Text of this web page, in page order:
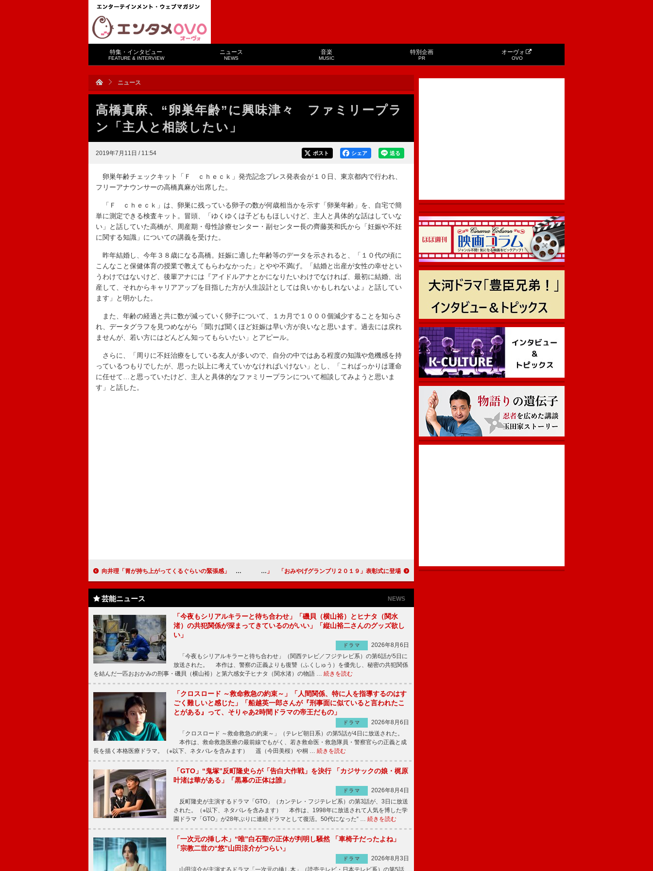
特集・インタビュー
FEATURE & INTERVIEW
ニュース
NEWS
音楽
MUSIC
特別企画
PR
オーヴォ
OVO
ニュース
高橋真麻、“卵巣年齢”に興味津々 ファミリープラ
ン「主人と相談したい」
2019年7月11日 / 11:54 送る
シェア
ポスト
卵巣年齢チェックキット「Ｆ ｃｈｅｃｋ」発売記念プレス発表会が１０日、東京都内で行われ、
フリーアナウンサーの高橋真麻が出席した。
「Ｆ ｃｈｅｃｋ」は、卵巣に残っている卵子の数が何歳相当かを示す「卵巣年齢」を、自宅で簡
単に測定できる検査キット。冒頭、「ゆくゆくは子どももほしいけど、主人と具体的な話はしていな
い」と話していた高橋が、周産期・母性診療センター・副センター長の齊藤英和氏から「妊娠や不妊
に関する知識」についての講義を受けた。
昨年結婚し、今年３８歳になる高橋。妊娠に適した年齢等のデータを示されると、「１０代の頃に
こんなこと保健体育の授業で教えてもらわなかった」とやや不満げ。「結婚と出産が女性の幸せとい
うわけではないけど、後輩アナには『アイドルアナとかになりたいわけでなければ、最初に結婚、出
産して、それからキャリアアップを目指した方が人生設計としては良いかもしれないよ』と話してい
ます」と明かした。
また、年齢の経過と共に数が減っていく卵子について、１カ月で１０００個減少することを知らさ
れ、データグラフを見つめながら「聞けば聞くほど妊娠は早い方が良いなと思います。過去には戻れ
ませんが、若い方にはどんどん知ってもらいたい」とアピール。
さらに、「周りに不妊治療をしている友人が多いので、自分の中ではある程度の知識や危機感を持
っているつもりでしたが、思った以上に考えていかなければいけない」とし、「こればっかりは運命
に任せて…と思っていたけど、主人と具体的なファミリープランについて相談してみようと思いま
す」と話した。
向井理「胃が持ち上がってくるぐらいの緊張感」 主演舞台「美しく青く」が開幕 風間トオル「思い出のおみやげは国産フカヒレ」 「おみやげグランプリ２０１９」表彰式に登場
芸能ニュース NEWS
「今夜もシリアルキラーと待ち合わせ」「磯貝（横山裕）とヒナタ（関水
渚）の共犯関係が深まってきているのがいい」「縦山裕二さんのグッズ欲し
い」
ドラマ
2026年8月6日
「今夜もシリアルキラーと待ち合わせ」（関西テレビ／フジテレビ系）の第6話が5日に
放送された。 本作は、警察の正義よりも復讐（ふくしゅう）を優先し、秘密の共犯関係
を結んだ一匹おおかみの刑事・磯貝（横山裕）と第六感女子ヒナタ（関水渚）の物語 … 続きを読む
「クロスロード ～救命救急の約束～」「人間関係、特に人を指導するのはす
ごく難しいと感じた」「船越英一郎さんが『刑事面に似ていると言われたこ
とがある』って、そりゃあ2時間ドラマの帝王だもの」
ドラマ
2026年8月6日
「クロスロード ～救命救急の約束～」（テレビ朝日系）の第5話が4日に放送された。
本作は、救命救急医療の最前線でもがく、若き救命医・救急隊員・警察官らの正義と成
長を描く本格医療ドラマ。（※以下、ネタバレを含みます） 遥（今田美桜）や桐 … 続きを読む
「GTO」“鬼塚”反町隆史らが「告白大作戦」を決行 「カジサックの娘・梶原
叶渚は華がある」「黒幕の正体は誰」
ドラマ
2026年8月4日
反町隆史が主演するドラマ「GTO」（カンテレ・フジテレビ系）の第3話が、3日に放送
された。（※以下、ネタバレを含みます） 本作は、1998年に放送されて人気を博した学
園ドラマ「GTO」が28年ぶりに連続ドラマとして復活。50代になった“ … 続きを読む
「一次元の挿し木」“唯”白石聖の正体が判明し騒然 「車椅子だったよね」
「宗教二世の“悠”山田涼介がつらい」
ドラマ
2026年8月3日
山田涼介が主演するドラマ「一次元の挿し木」（読売テレビ・日本テレビ系）の第5話